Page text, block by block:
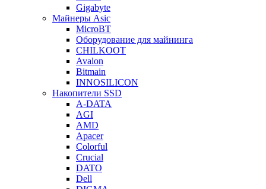
Gigabyte
Майнеры Asic
MicroBT
Оборудование для майнинга
CHILKOOT
Avalon
Bitmain
INNOSILICON
Накопители SSD
A-DATA
AGI
AMD
Apacer
Colorful
Crucial
DATO
Dell